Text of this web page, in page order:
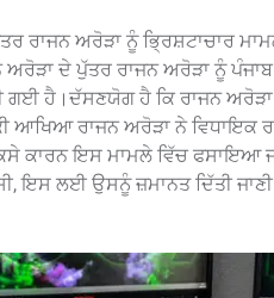
ਰਾਜਨ ਅਰੋੜਾ ਨੂੰ ਭ੍ਰਿਸ਼ਟਾਚਾਰ
ਦੇ ਪੁੱਤਰ ਰਾਜਨ ਅਰੋੜਾ ਨੂੰ
ਗਈ ਹੈ।ਦੱਸਣਯੋਗ ਹੈ ਕਿ ਰਾਜਨ
ਆਖਿਆ ਰਾਜਨ ਅਰੋੜਾ ਨੇ ਵਿਧਾਇਕ
ਕਾਰਨ ਇਸ ਮਾਮਲੇ ਵਿੱਚ ਫਸਾਇਆ
ਇਸ ਲਈ ਉਸਨੂੰ ਜ਼ਮਾਨਤ ਦਿੱਤੀ ਜਾਣੀ